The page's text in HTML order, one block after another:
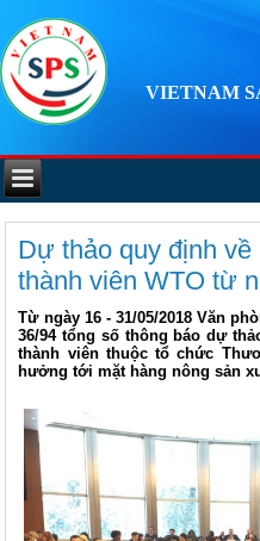
VIETNAM
Dự thảo quy định
thành viên WTO từ
Từ ngày 16 - 31/05/2018 Văn
36/94 tổng số thông báo dự
thành viên thuộc tổ chức
hưởng tới mặt hàng nông sản